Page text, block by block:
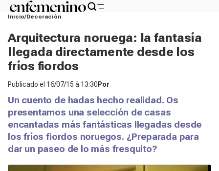
Inicio Decoración
Arquitectura noruega: la fantasía
llegada directamente desde los
fríos fiordos
Publicado el 16/07/15 à 13:30 Por
Un cuento de hadas hecho realidad. Os
presentamos una selección de casas
encantadas más fantásticas llegadas desde
los fríos fiordos noruegos. ¿Preparada para
dar un paseo de lo más fresquito?